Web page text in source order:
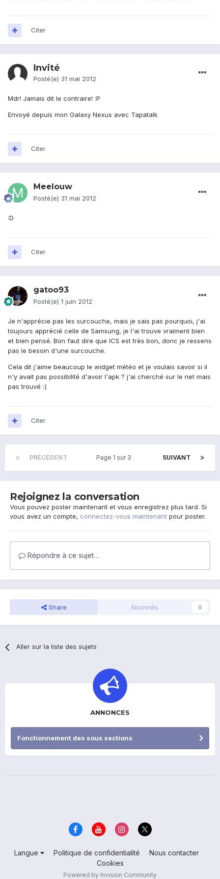
Citer
Invité
Posté(e) 31 mai 2012
Mdr! Jamais dit le contraire! :P
Envoyé depuis mon Galaxy Nexus avec Tapatalk
Citer
Meelouw
Posté(e) 31 mai 2012
:D
Citer
gatoo93
Posté(e) 1 juin 2012
Je n'apprécie pas les surcouche, mais je sais pas pourquoi, j'ai
toujours apprécié celle de Samsung, je l'ai trouve vraiment bien
et bien pensé. Bon faut dire que ICS est très bon, donc je ressens
pas le besoin d'une surcouche.
Cela dit j'aime beaucoup le widget météo et je voulais savoir si il
n'y avait pas possibilité d'avoir l'apk ? j'ai cherché sur le net mais
pas trouvé :(
Citer
PRÉCÉDENT SUIVANT
Page 1 sur 3
Rejoignez la conversation
Vous pouvez poster maintenant et vous enregistrez plus tard. Si
vous avez un compte, connectez-vous maintenant pour poster.
Répondre à ce sujet…
Share Abonnés 0
Aller sur la liste des sujets
ANNONCES
Fonctionnement des sous sections
Langue Politique de confidentialité
Nous contacter
Cookies
Powered by Invision Community